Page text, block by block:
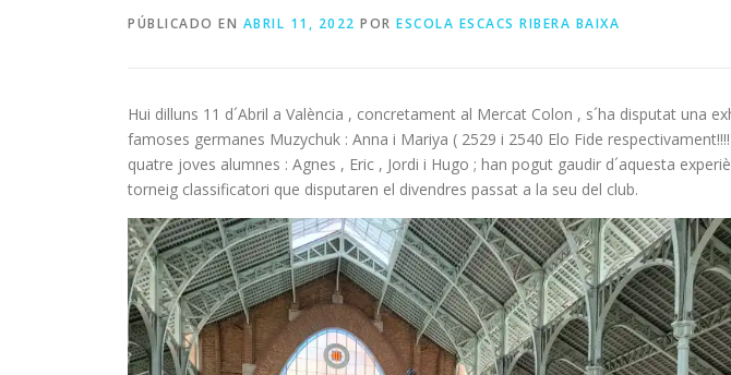
PÚBLICADO EN ABRIL 11, 2022 POR ESCOLA ESCACS RIBERA BAIXA
Hui dilluns 11 d´Abril a València , concretament al Mercat Colon , s´ha disputat una
famoses germanes Muzychuk : Anna i Mariya ( 2529 i 2540 Elo Fide
quatre joves alumnes : Agnes , Eric , Jordi i Hugo ; han pogut gaudir d´aquesta
torneig classificatori que disputaren el divendres passat a la seu del club.